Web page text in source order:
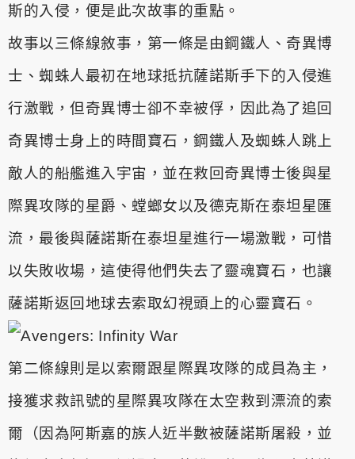
斯的入侵 ，便是此次故事的重點。
故事以三條線敘事，第一條是由鋼鐵人、奇異博
士、蜘蛛人最初在地球抵抗薩諾斯手下的入侵進
行激戰，但奇異博士卻不幸被俘，因此為了追回
奇異博士身上的時間寶石，鋼鐵人及蜘蛛人跳上
敵人的船艦進入宇宙，並在救回奇異博士後與星
際異攻隊的星爵、螳螂女以及德克斯在泰坦星匯
流，最後與薩諾斯在泰坦星進行一場激戰，可惜
以失敗收場，這使得他們失去了靈魂寶石，也讓
薩諾斯返回地球去索取幻視頭上的心靈寶石。
第二條線則是以索爾跟星際異攻隊的成員為主，
接獲求救訊號的星際異攻隊在太空救到漂流的索
爾（因為阿斯嘉的族人近半數被薩諾斯屠殺，並